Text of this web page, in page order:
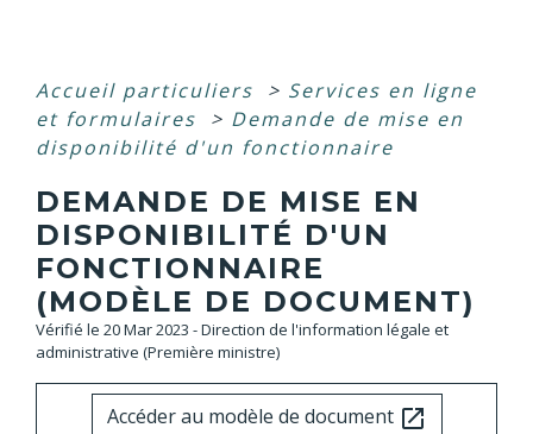
Accueil particuliers > Services en ligne
et formulaires
> Demande de mise en
disponibilité d'un fonctionnaire
DEMANDE DE MISE EN
DISPONIBILITÉ D'UN
FONCTIONNAIRE
(MODÈLE DE DOCUMENT)
Vérifié le 20 Mar 2023 - Direction de l'information légale et
administrative (Première ministre)
Accéder au modèle de document open_in_new